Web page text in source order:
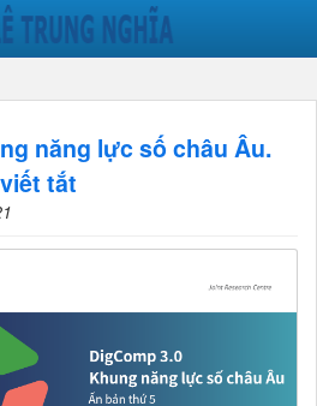
năng lực số châu Âu.
tắt